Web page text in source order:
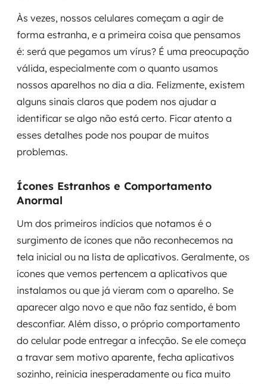
Consultoria de segurança
Simulação de Phishing
Segurança de aplicações e Cloud
Às vezes, nossos celulares começam a agir de
forma estranha, e a primeira coisa que pensamos
é: será que pegamos um vírus? É uma preocupação
válida, especialmente com o quanto usamos
nossos aparelhos no dia a dia. Felizmente, existem
alguns sinais claros que podem nos ajudar a
identificar se algo não está certo. Ficar atento a
esses detalhes pode nos poupar de muitos
problemas.
Ícones Estranhos e Comportamento
Anormal
Um dos primeiros indícios que notamos é o
surgimento de ícones que não reconhecemos na
tela inicial ou na lista de aplicativos. Geralmente, os
ícones que vemos pertencem a aplicativos que
instalamos ou que já vieram com o aparelho. Se
aparecer algo novo e que não faz sentido, é bom
desconfiar. Além disso, o próprio comportamento
do celular pode entregar a infecção. Se ele começa
a travar sem motivo aparente, fecha aplicativos
sozinho, reinicia inesperadamente ou fica muito